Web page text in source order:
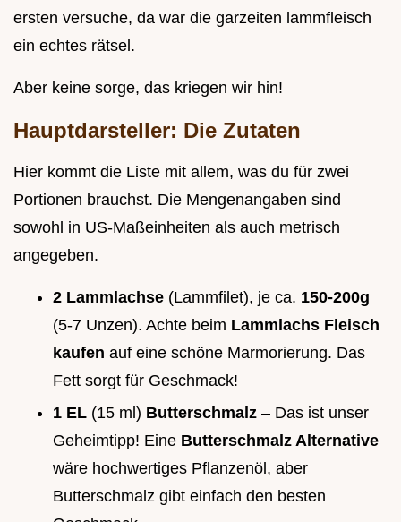
ersten versuche, da war die garzeiten lammfleisch
ein echtes rätsel.
Aber keine sorge, das kriegen wir hin!
Hauptdarsteller: Die Zutaten
Hier kommt die Liste mit allem, was du für zwei
Portionen brauchst. Die Mengenangaben sind
sowohl in US-Maßeinheiten als auch metrisch
angegeben.
2 Lammlachse (Lammfilet), je ca. 150-200g
(5-7 Unzen). Achte beim Lammlachs Fleisch
kaufen auf eine schöne Marmorierung. Das
Fett sorgt für Geschmack!
1 EL (15 ml) Butterschmalz – Das ist unser
Geheimtipp! Eine Butterschmalz Alternative
wäre hochwertiges Pflanzenöl, aber
Butterschmalz gibt einfach den besten